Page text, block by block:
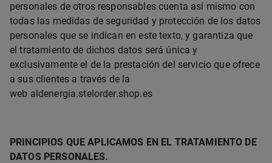
personales de otros responsables cuenta así mismo con
todas las medidas de seguridad y protección de los datos
personales que se indican en este texto, y garantiza que
el tratamiento de dichos datos será única y
exclusivamente el de la prestación del servicio que ofrece
a sus clientes a través de la
web aldenergia.stelorder.shop.es
PRINCIPIOS QUE APLICAMOS EN EL TRATAMIENTO DE
DATOS PERSONALES.